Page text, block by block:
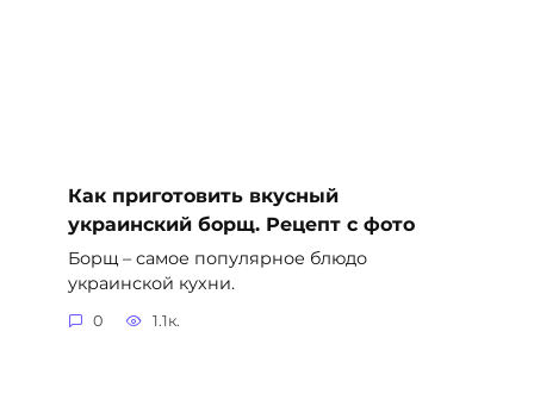
Как приготовить вкусный
украинский борщ. Рецепт с фото
Борщ – самое популярное блюдо
украинской кухни.
0 1.1к.